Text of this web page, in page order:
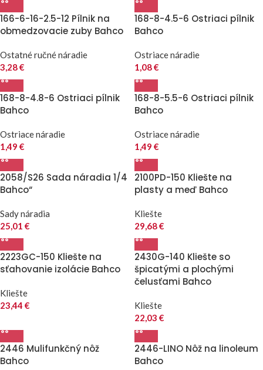
166-6-16-2.5-12 Pílnik na
obmedzovacie zuby Bahco
Ostatné ručné náradie
3,28€
168-8-4.5-6 Ostriaci pílnik
Bahco
Ostriace náradie
1,08€
168-8-4.8-6 Ostriaci pílnik
Bahco
Ostriace náradie
1,49 €
168-8-5.5-6 Ostriaci pílnik
Bahco
Ostriace náradie
1,49 €
2058/S26 Sada náradia 1/4
Bahco“
Sady náradia
25,01 €
2100PD-150 Kliešte na
plasty a meď Bahco
Kliešte
29,68€
2223GC-150 Kliešte na
sťahovanie izolácie Bahco
Kliešte
23,44 €
2430G-140 Kliešte so
špicatými a plochými
čelusťami Bahco
Kliešte
22,03 €
2446 Mulifunkčný nôž
Bahco
2446-LINO Nôž na linoleum
Bahco